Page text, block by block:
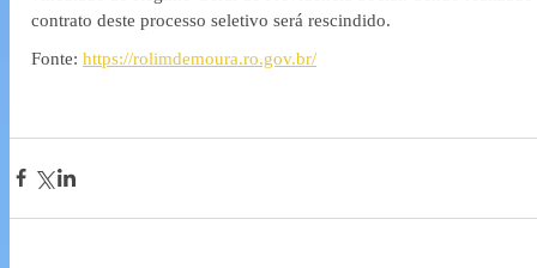
contrato deste processo seletivo será rescindido.
Fonte: https://rolimdemoura.ro.gov.br/